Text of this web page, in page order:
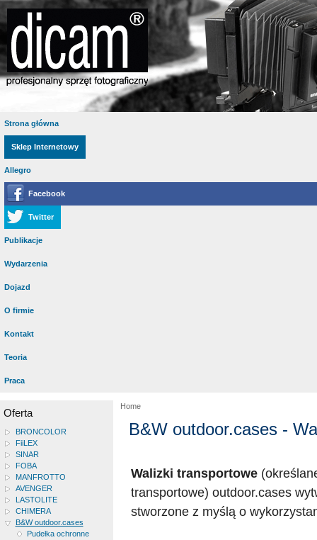
Strona główna
Sklep Internetowy
Allegro
Facebook
Twitter
Publikacje
Wydarzenia
Dojazd
O firmie
Kontakt
Teoria
Praca
Oferta
BRONCOLOR
FiiLEX
SINAR
FOBA
MANFROTTO
AVENGER
LASTOLITE
CHIMERA
B&W outdoor.cases
Pudełka ochronne
Home
B&W outdoor.cases -
Walizki transportowe
transportowe) outdoor.cases
stworzone z myślą o